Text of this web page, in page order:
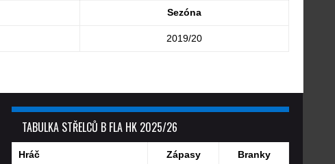
Sezóna
2019/20
TABULKA STŘELCŮ B FLA HK 2025/26
Hráč Zápasy Branky